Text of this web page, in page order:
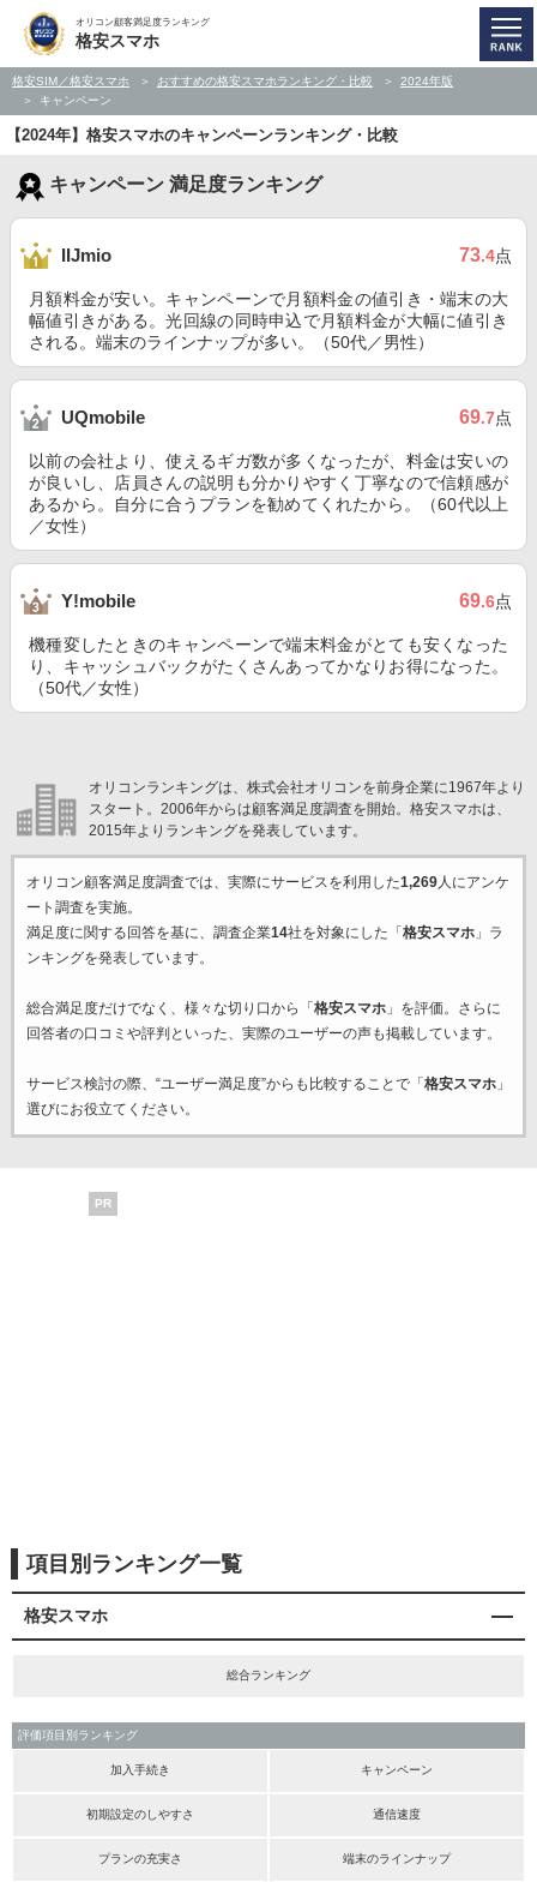
オリコン顧客満足度ランキング
格安スマホ
格安SIM／格安スマホ おすすめの格安スマホランキング・比較
2024年版
キャンペーン
【2024年】格安スマホのキャンペーンランキング・比較
キャンペーン 満足度ランキング
IIJmio 73.4点
月額料金が安い。キャンペーンで月額料金の値引き・端末の大
幅値引きがある。光回線の同時申込で月額料金が大幅に値引き
される。端末のラインナップが多い。（50代／男性）
UQmobile 69.7点
以前の会社より、使えるギガ数が多くなったが、料金は安いの
が良いし、店員さんの説明も分かりやすく丁寧なので信頼感が
あるから。自分に合うプランを勧めてくれたから。（60代以上
／女性）
Y!mobile 69.6点
機種変したときのキャンペーンで端末料金がとても安くなった
り、キャッシュバックがたくさんあってかなりお得になった。
（50代／女性）
オリコンランキングは、株式会社オリコンを前身企業に1967年より
スタート。2006年からは顧客満足度調査を開始。格安スマホは、
2015年よりランキングを発表しています。
オリコン顧客満足度調査では、実際にサービスを利用した1,269人にアンケ
ート調査を実施。
満足度に関する回答を基に、調査企業14社を対象にした「 格安スマホ」ラ
ンキングを発表しています。
総合満足度だけでなく、様々な切り口から「 格安スマホ」を評価。さらに
回答者の口コミや評判といった、実際のユーザーの声も掲載しています。
サービス検討の際、“ユーザー満足度”からも比較することで「 格安スマホ」
選びにお役立てください。
PR
項目別ランキング一覧
格安スマホ
総合ランキング
評価項目別ランキング
加入手続き キャンペーン
初期設定のしやすさ 通信速度
プランの充実さ 端末のラインナップ